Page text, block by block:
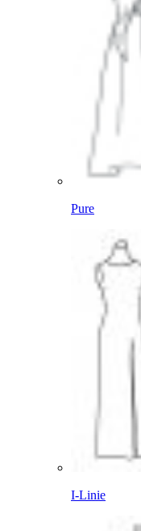
Pure
I-Linie